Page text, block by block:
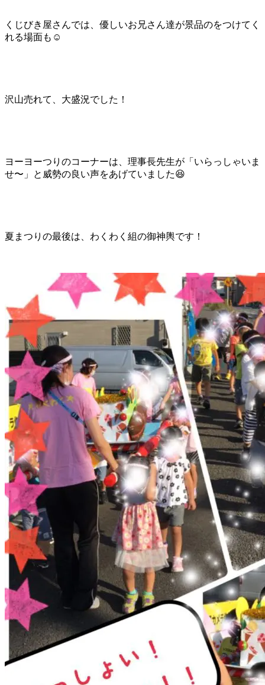
くじびき屋さんでは、優しいお兄さん達が景品のをつけてく
れる場面も☺️
沢山売れて、大盛況でした！
ヨーヨーつりのコーナーは、理事長先生が「いらっしゃいま
せ〜」と威勢の良い声をあげていました😆
夏まつりの最後は、わくわく組の御神輿です！